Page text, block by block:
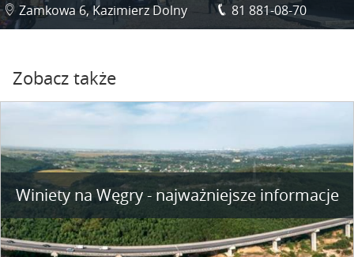
Zamkowa 6, Kazimierz Dolny 81 881-08-70
Zobacz także
Winiety na Węgry - najważniejsze informacje